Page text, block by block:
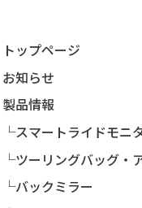
トップページ
お知らせ
製品情報
└スマートライドモニ
└ツーリングバッグ・
└バックミラー